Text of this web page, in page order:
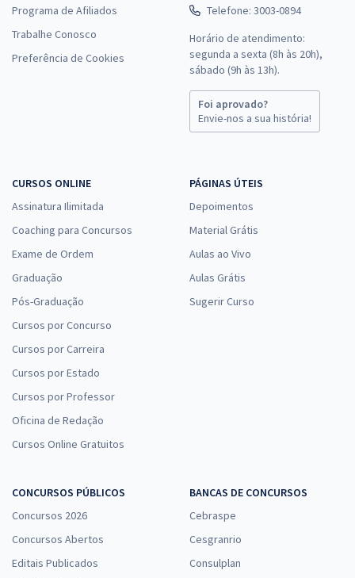
Programa de Afiliados
Trabalhe Conosco
Preferência de Cookies
Telefone: 3003-0894
Horário de atendimento:
segunda a sexta (8h às 20h),
sábado (9h às 13h).
Foi aprovado?
Envie-nos a sua história!
CURSOS ONLINE
Assinatura Ilimitada
Coaching para Concursos
Exame de Ordem
Graduação
Pós-Graduação
Cursos por Concurso
Cursos por Carreira
Cursos por Estado
Cursos por Professor
Oficina de Redação
Cursos Online Gratuitos
PÁGINAS ÚTEIS
Depoimentos
Material Grátis
Aulas ao Vivo
Aulas Grátis
Sugerir Curso
CONCURSOS PÚBLICOS
Concursos 2026
Concursos Abertos
Editais Publicados
BANCAS DE CONCURSOS
Cebraspe
Cesgranrio
Consulplan